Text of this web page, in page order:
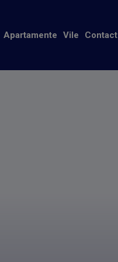
Apartamente Vile Contact